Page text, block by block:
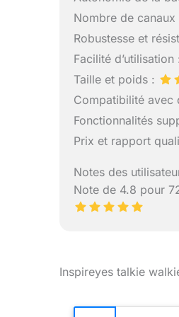
Nombre de canaux
Robustesse et
Facilité d’utilisation
Taille et poids :
Compatibilité avec
Fonctionnalités
Prix et rapport
Notes des
Note de 4.8 pour
Inspireyes talkie